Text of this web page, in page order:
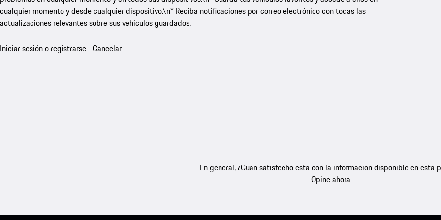
cualquier momento y desde cualquier dispositivo.\n* Reciba notificaciones por correo electrónico con todas las
actualizaciones relevantes sobre sus vehículos guardados.
Iniciar sesión o registrarse Cancelar
En general, ¿Cuán satisfecho está con la información disponible en esta
Opine ahora